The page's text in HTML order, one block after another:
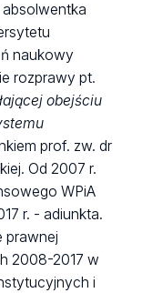
absolwentka
naukowy
rozprawy pt.
obejściu
prof. zw. dr
Od 2007 r.
WPiA
r. - adiunkta.
prawnej
2008-2017 w
i